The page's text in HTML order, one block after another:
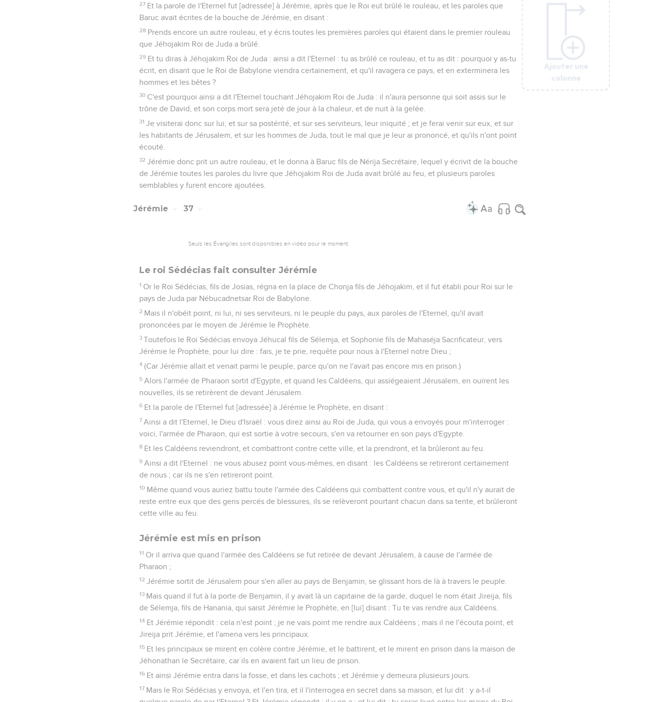
Ajouter une
colonne
27 Et la parole de l'Eternel fut [adressée] à Jérémie, après que le Roi eut brûlé le rouleau, et les paroles que
Baruc avait écrites de la bouche de Jérémie, en disant :
28 Prends encore un autre rouleau, et y écris toutes les premières paroles qui étaient dans le premier rouleau
que Jéhojakim Roi de Juda a brûlé.
29 Et tu diras à Jéhojakim Roi de Juda : ainsi a dit l'Eternel : tu as brûlé ce rouleau, et tu as dit : pourquoi y as-tu
écrit, en disant que le Roi de Babylone viendra certainement, et qu'il ravagera ce pays, et en exterminera les
hommes et les bêtes ?
30 C'est pourquoi ainsi a dit l'Eternel touchant Jéhojakim Roi de Juda : il n'aura personne qui soit assis sur le
trône de David, et son corps mort sera jeté de jour à la chaleur, et de nuit à la gelée.
31 Je visiterai donc sur lui, et sur sa postérité, et sur ses serviteurs, leur iniquité ; et je ferai venir sur eux, et sur
les habitants de Jérusalem, et sur les hommes de Juda, tout le mal que je leur ai prononcé, et qu'ils n'ont point
écouté.
32 Jérémie donc prit un autre rouleau, et le donna à Baruc fils de Nérija Secrétaire, lequel y écrivit de la bouche
de Jérémie toutes les paroles du livre que Jéhojakim Roi de Juda avait brûlé au feu, et plusieurs paroles
semblables y furent encore ajoutées.
Ajouter une
colonne
Jérémie 37
Seuls les Évangiles sont disponibles en vidéo pour le moment.
Le roi Sédécias fait consulter Jérémie
1 Or le Roi Sédécias, fils de Josias, régna en la place de Chonja fils de Jéhojakim, et il fut établi pour Roi sur le
pays de Juda par Nébucadnetsar Roi de Babylone.
2 Mais il n'obéit point, ni lui, ni ses serviteurs, ni le peuple du pays, aux paroles de l'Eternel, qu'il avait
prononcées par le moyen de Jérémie le Prophète.
3 Toutefois le Roi Sédécias envoya Jéhucal fils de Sélemja, et Sophonie fils de Mahaséja Sacrificateur, vers
Jérémie le Prophète, pour lui dire : fais, je te prie, requête pour nous à l'Eternel notre Dieu ;
4 (Car Jérémie allait et venait parmi le peuple, parce qu'on ne l'avait pas encore mis en prison.)
5 Alors l'armée de Pharaon sortit d'Egypte, et quand les Caldéens, qui assiégeaient Jérusalem, en ouïrent les
nouvelles, ils se retirèrent de devant Jérusalem.
6 Et la parole de l'Eternel fut [adressée] à Jérémie le Prophète, en disant :
7 Ainsi a dit l'Eternel, le Dieu d'Israël : vous direz ainsi au Roi de Juda, qui vous a envoyés pour m'interroger :
voici, l'armée de Pharaon, qui est sortie à votre secours, s'en va retourner en son pays d'Egypte.
8 Et les Caldéens reviendront, et combattront contre cette ville, et la prendront, et la brûleront au feu.
9 Ainsi a dit l'Eternel : ne vous abusez point vous-mêmes, en disant : les Caldéens se retireront certainement
de nous ; car ils ne s'en retireront point.
10 Même quand vous auriez battu toute l'armée des Caldéens qui combattent contre vous, et qu'il n'y aurait de
reste entre eux que des gens percés de blessures, ils se relèveront pourtant chacun dans sa tente, et brûleront
cette ville au feu.
Jérémie est mis en prison
11 Or il arriva que quand l'armée des Caldéens se fut retirée de devant Jérusalem, à cause de l'armée de
Pharaon ;
12 Jérémie sortit de Jérusalem pour s'en aller au pays de Benjamin, se glissant hors de là à travers le peuple.
13 Mais quand il fut à la porte de Benjamin, il y avait là un capitaine de la garde, duquel le nom était Jireija, fils
de Sélemja, fils de Hanania, qui saisit Jérémie le Prophète, en [lui] disant : Tu te vas rendre aux Caldéens.
14 Et Jérémie répondit : cela n'est point ; je ne vais point me rendre aux Caldéens ; mais il ne l'écouta point, et
Jireija prit Jérémie, et l'amena vers les principaux.
15 Et les principaux se mirent en colère contre Jérémie, et le battirent, et le mirent en prison dans la maison de
Jéhonathan le Secrétaire, car ils en avaient fait un lieu de prison.
16 Et ainsi Jérémie entra dans la fosse, et dans les cachots ; et Jérémie y demeura plusieurs jours.
17 Mais le Roi Sédécias y envoya, et l'en tira, et il l'interrogea en secret dans sa maison, et lui dit : y a-t-il
Ajouter une
colonne
Ajouter une
colonne
Ajouter une
colonne
Ajouter une
colonne